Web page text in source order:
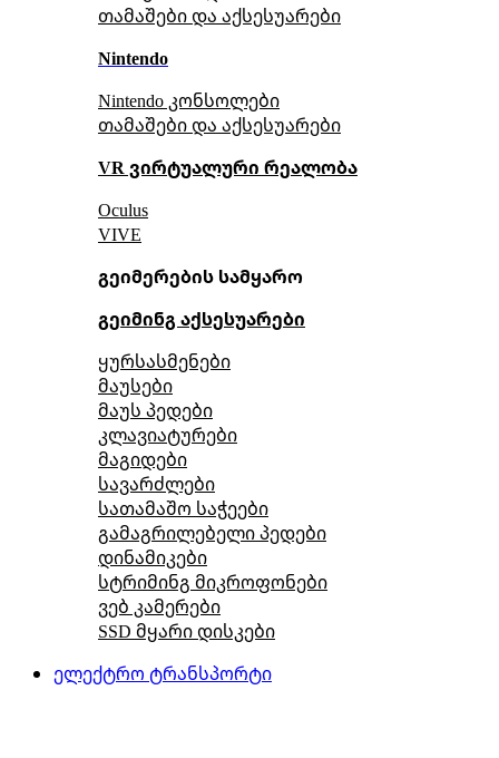
თამაშები და აქსესუარები
Nintendo
Nintendo კონსოლები
თამაშები და აქსესუარები
VR ვირტუალური რეალობა
Oculus
VIVE
გეიმერების სამყარო
გეიმინგ აქსესუარები
ყურსასმენები
მაუსები
მაუს პედები
კლავიატურები
მაგიდები
სავარძლები
სათამაშო საჭეები
გამაგრილებელი პედები
დინამიკები
სტრიმინგ მიკროფონები
ვებ კამერები
SSD მყარი დისკები
ელექტრო ტრანსპორტი